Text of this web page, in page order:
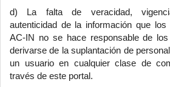
d) La falta de veracidad,
autenticidad de la información que los
AC-IN no se hace responsable de
derivarse de la suplantación de
un usuario en cualquier clase de
través de este portal.